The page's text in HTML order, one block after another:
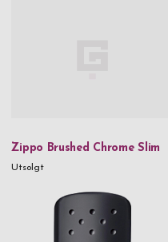
Zippo Brushed Chrome Slim
Utsolgt